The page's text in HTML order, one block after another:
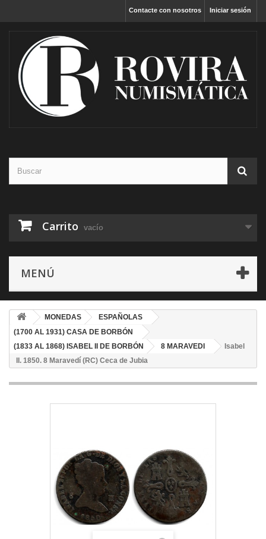
Iniciar sesión
Contacte con nosotros
Carrito vacío
MENÚ
MONEDAS
ESPAÑOLAS
(1700 AL 1931) CASA DE BORBÓN
(1833 AL 1868) ISABEL II DE BORBÓN
8 MARAVEDI
Isabel
II. 1850. 8 Maravedí (RC) Ceca de Jubia